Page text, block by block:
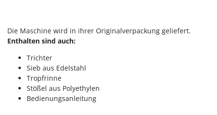
Mille
Mockmill
More than chef
MOSA
Die Maschine wird in ihrer Originalverpackung geliefert.
Enthalten sind auch:
Trichter
Sieb aus Edelstahl
Tropfrinne
Stößel aus Polyethylen
Bedienungsanleitung